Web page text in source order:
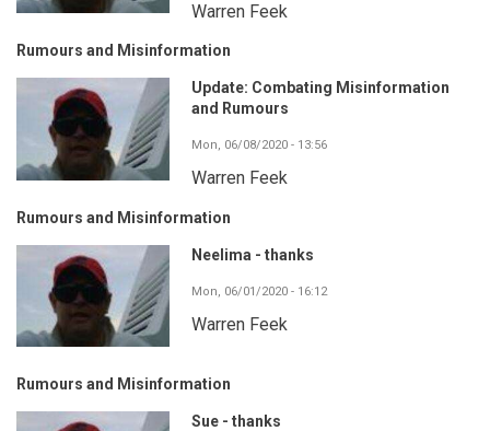
Warren Feek
Rumours and Misinformation
Update: Combating Misinformation
and Rumours
Mon, 06/08/2020 - 13:56
Warren Feek
Rumours and Misinformation
Neelima - thanks
Mon, 06/01/2020 - 16:12
Warren Feek
Rumours and Misinformation
Sue - thanks